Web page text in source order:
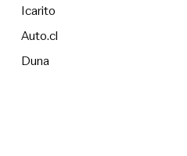
Icarito
Auto.cl
DunaOpens in new window